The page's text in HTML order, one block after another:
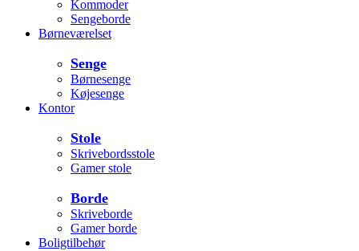
Kommoder
Sengeborde
Børneværelset
Senge
Børnesenge
Køjesenge
Kontor
Stole
Skrivebordsstole
Gamer stole
Borde
Skriveborde
Gamer borde
Boligtilbehør